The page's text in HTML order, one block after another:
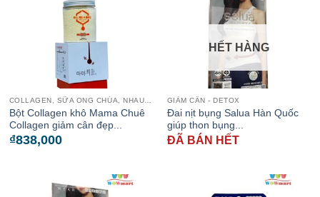
Bột Collagen khô Mama Chuê
Collagen giảm cân đẹp...
₫838,000
HẾT HÀNG
GIẢM CÂN - DETOX
Đai nịt bụng Salua Hàn Quốc
giúp thon bụng...
ĐÃ BÁN HẾT